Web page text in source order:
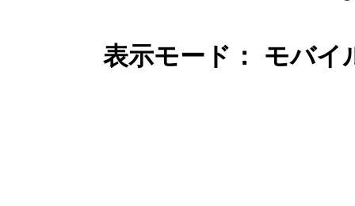
表示モード： モバ